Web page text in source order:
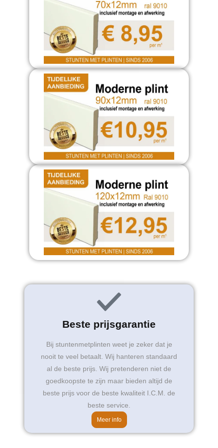
Beste prijsgarantie
Bij stuntenmetplinten weet je zeker dat je
nooit te veel betaalt. Wij hanteren standaard
al de beste prijs. Wij pretenderen niet de
goedkoopste te zijn maar bieden altijd de
beste prijs voor de beste kwaliteit I.C.M. de
beste service.
Meer info